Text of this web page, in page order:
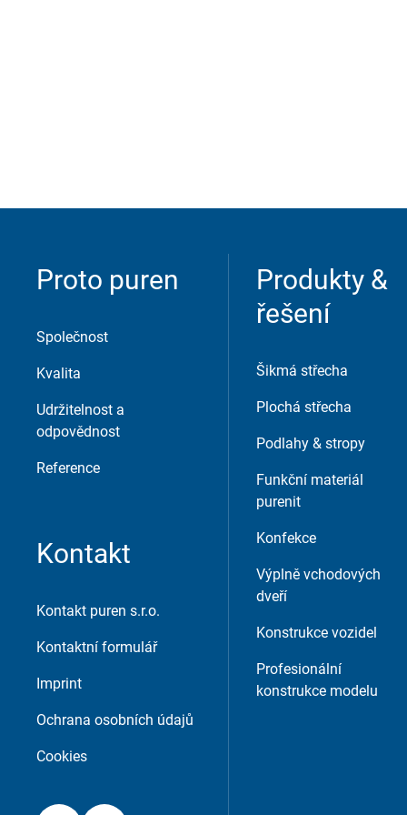
Proto puren
Společnost
Kvalita
Udržitelnost a
odpovědnost
Reference
Kontakt
Kontakt puren s.r.o.
Kontaktní formulář
Imprint
Ochrana osobních údajů
Cookies
Produkty &
řešení
Šikmá střecha
Plochá střecha
Podlahy & stropy
Funkční materiál
purenit
Konfekce
Výplně vchodových
dveří
Konstrukce vozidel
Profesionální
konstrukce modelu
poskytovatelé.
Consent Information
External Content
Includes resources that make external
Consent Information
Přijmout
Ochrana údajů